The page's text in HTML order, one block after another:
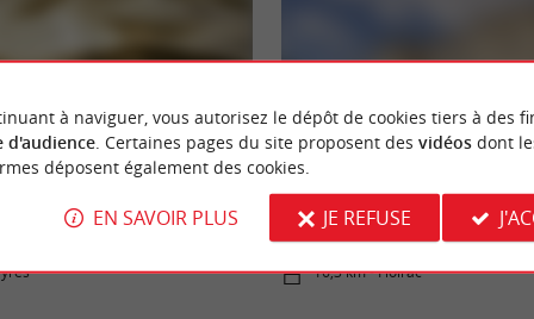
Château la Chèze, un hôtel-
prestige aux portes de Bordeaux
16,3 km - Floirac
à naviguer, vous autorisez le dépôt de cookies tiers à des
d'audience. Certaines pages du site proposent des vidéosdont
déposent également des cookies.
EN SAVOIR PLUS JE REFUSE